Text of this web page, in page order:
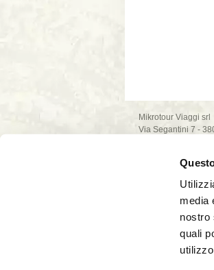
media
nostro
quali
Mikrotour Viaggi srl
Via Segantini 7 -
capitale sociale
PEC: mikrotour @
cookie policy